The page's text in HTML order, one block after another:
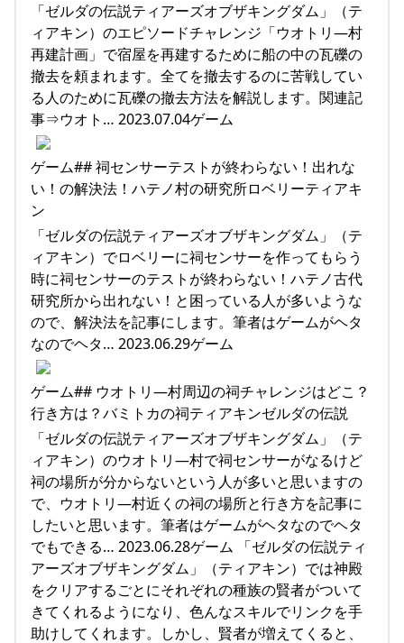
「ゼルダの伝説ティアーズオブザキングダム」（テ
ィアキン）のエピソードチャレンジ「ウオトリ―村
再建計画」で宿屋を再建するために船の中の瓦礫の
撤去を頼まれます。全てを撤去するのに苦戦してい
る人のために瓦礫の撤去方法を解説します。関連記
事⇒ウオト… 2023.07.04ゲーム
ゲーム## 祠センサーテストが終わらない！出れな
い！の解決法！ハテノ村の研究所ロベリーティアキ
ン
「ゼルダの伝説ティアーズオブザキングダム」（テ
ィアキン）でロベリーに祠センサーを作ってもらう
時に祠センサーのテストが終わらない！ハテノ古代
研究所から出れない！と困っている人が多いような
ので、解決法を記事にします。筆者はゲームがヘタ
なのでヘタ… 2023.06.29ゲーム
ゲーム## ウオトリ―村周辺の祠チャレンジはどこ？
行き方は？バミトカの祠ティアキンゼルダの伝説
「ゼルダの伝説ティアーズオブザキングダム」（テ
ィアキン）のウオトリ―村で祠センサーがなるけど
祠の場所が分からないという人が多いと思いますの
で、ウオトリ―村近くの祠の場所と行き方を記事に
したいと思います。筆者はゲームがヘタなのでヘタ
でもできる… 2023.06.28ゲーム 「ゼルダの伝説ティ
アーズオブザキングダム」（ティアキン）では神殿
をクリアするごとにそれぞれの種族の賢者がついて
きてくれるようになり、色んなスキルでリンクを手
助けしてくれます。しかし、賢者が増えてくると、